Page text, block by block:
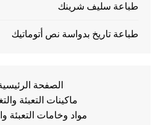
طباعة سليف شرينك
طباعة تاريخ بدواسة نص أتوماتيك
الصفحة
ماكينات التعبئة
مواد وخامات التعبئة